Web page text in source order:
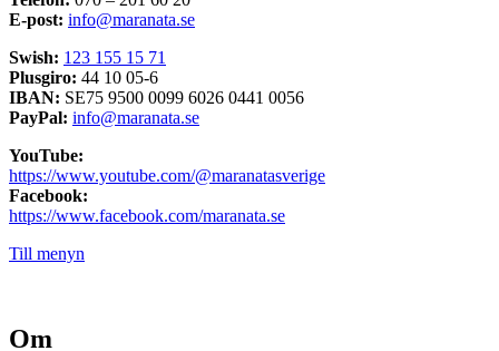
E-post: info@maranata.se
Swish: 123 155 15 71
Plusgiro: 44 10 05-6
IBAN: SE75 9500 0099 6026 0441 0056
PayPal: info@maranata.se
YouTube:
https://www.youtube.com/@maranatasverige
Facebook:
https://www.facebook.com/maranata.se
Till menyn
Om